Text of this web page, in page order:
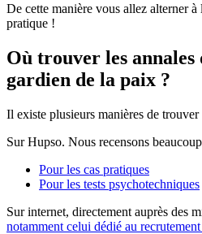
De cette manière vous allez alterner
pratique !
Où trouver les annales
gardien de la paix ?
Il existe plusieurs manières de trouver
Sur Hupso. Nous recensons
Pour les cas pratiques
Pour les tests psychotechniques
Sur internet, directement auprès des
notamment celui dédié au